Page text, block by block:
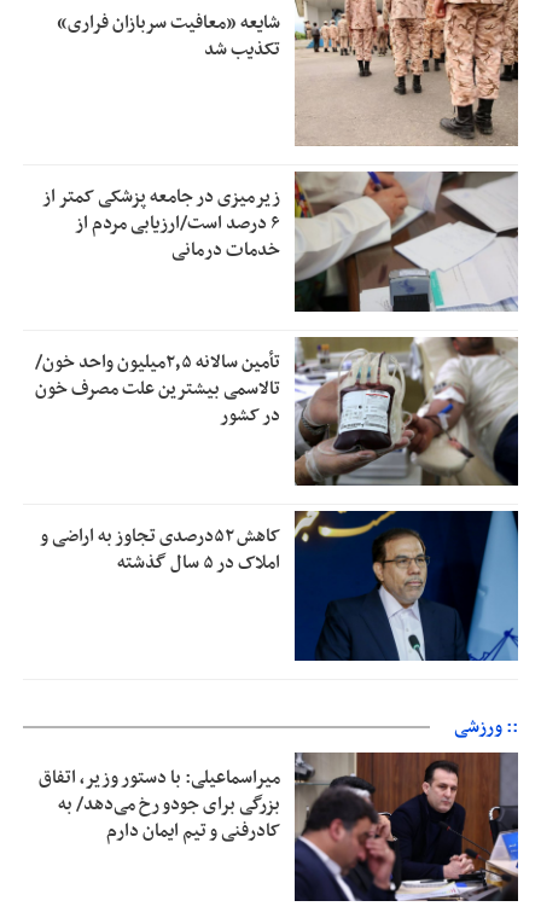
شایعه «معافیت سربازان فراری»
تکذیب شد
زیرمیزی در جامعه پزشکی کمتر از
۶ درصد است/ارزیابی مردم از
خدمات درمانی
تأمین سالانه ۲٫۵میلیون واحد خون/
تالاسمی بیشترین علت مصرف‌ خون
در کشور
کاهش ۵۲درصدی تجاوز به اراضی و
املاک در ۵ سال گذشته
:: ورزشی
میراسماعیلی: با دستور وزیر، اتفاق
بزرگی برای جودو رخ می‌دهد/ به
کادرفنی و تیم ایمان دارم